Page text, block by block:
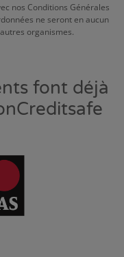
nos Conditions Générales
ne seront en aucun
organismes.
font déjà